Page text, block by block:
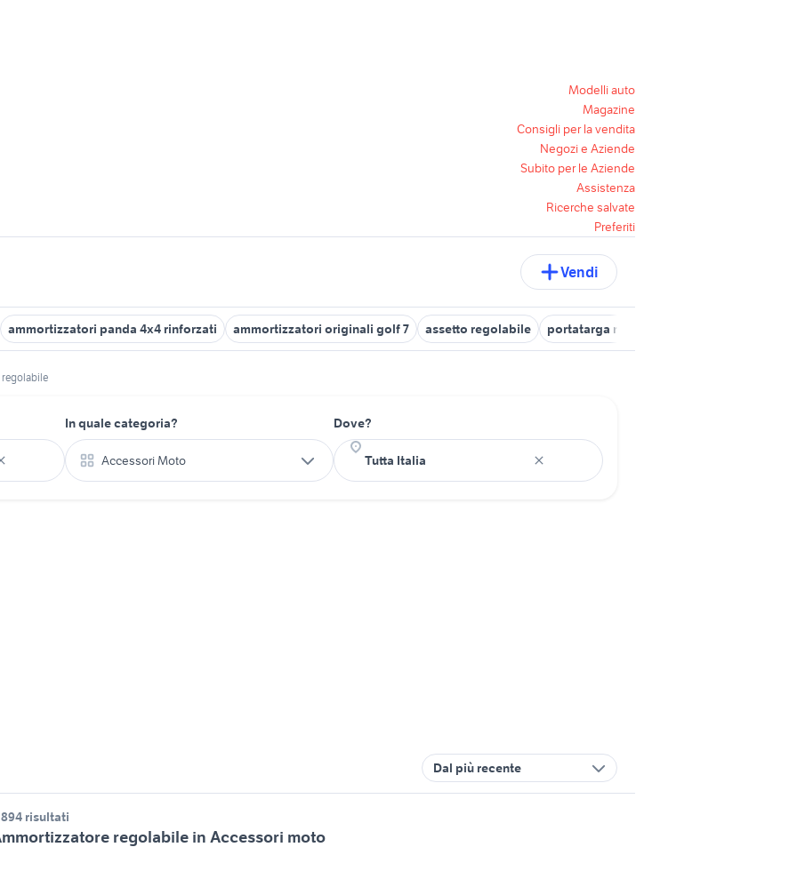
Modelli auto
Magazine
Consigli per la vendita
Negozi e Aziende
Subito per le Aziende
Assistenza
Ricerche salvate
Preferiti
Vendi
ammortizzatori panda 4x4 rinforzati ammortizzatori originali golf 7 assetto regolabile portatarga regolabile
In quale categoria?
Accessori Moto
Dove?
Dal più recente
risultati
regolabile in Accessori moto